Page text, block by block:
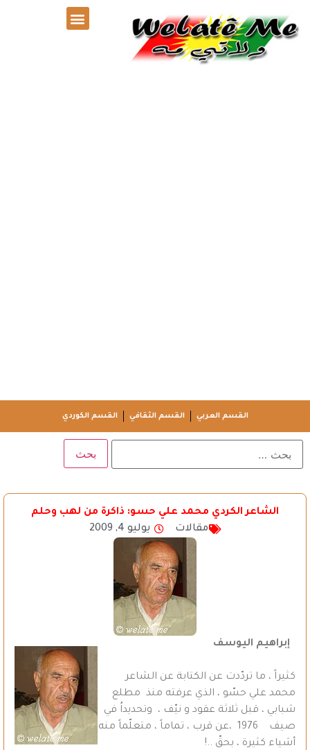
القسم العربي القسم الثقافي القسم الكوردي
الشاعر الكردي محمد علي حسو: ذاكرة من لهب وحلم
مقالات
يوليو 4, 2009
إبراهيم اليوسف
كثيراً ، ما تردّدت عن الكتابة عن الشاعر
محمد علي حسّو ، الذي عرفته منذ مطلع
شبابي ، قبل ثلاثة عقود و نيّف ، وتحديداُ في
صيف 1976 ،عن قرب ، تماماً ، متعلّماً منه
أشياء كثيرة ، بحقّ ..!